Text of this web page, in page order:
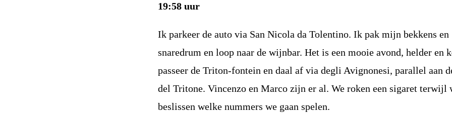
19:58 uur
Ik parkeer de auto via San Nicola da Tolentino. Ik pak mijn bekkens en
snaredrum en loop naar de wijnbar. Het is een mooie avond, helder en
passeer de Triton-fontein en daal af via degli Avignonesi, parallel aan
del Tritone. Vincenzo en Marco zijn er al. We roken een sigaret terwijl
beslissen welke nummers we gaan spelen.